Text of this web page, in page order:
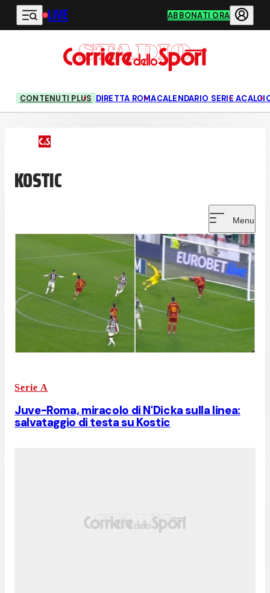
Vai al contenuto principale
LIVE ABBONATI ORA
CONTENUTI PLUS DIRETTA ROMACALENDARIO SERIE A
KOSTIC
Menu
Serie A
Juve-Roma, miracolo di N'Dicka sulla linea:
salvataggio di testa su Kostic